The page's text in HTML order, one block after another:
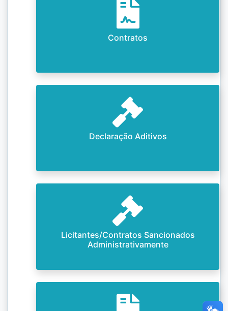
Contratos
Declaração Aditivos
Licitantes/Contratos Sancionados
Administrativamente